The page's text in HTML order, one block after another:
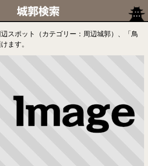
スポット（カテゴリー：周辺城郭）、「鳥
ます。